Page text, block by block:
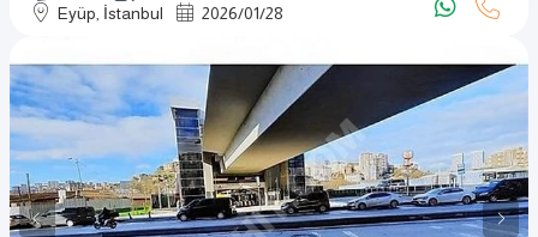
Eyüp, İstanbul 2026/01/28